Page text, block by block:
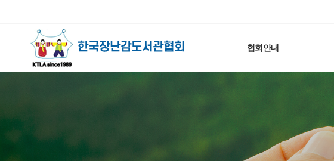
협회안내